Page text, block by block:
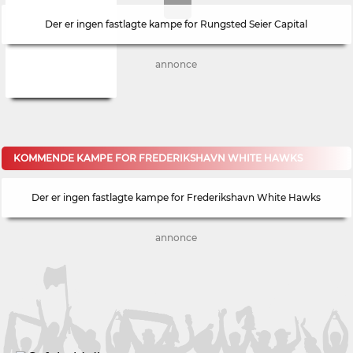
Der er ingen fastlagte kampe for Rungsted Seier Capital
annonce
KOMMENDE KAMPE FOR FREDERIKSHAVN WHITE HAWKS
Der er ingen fastlagte kampe for Frederikshavn White Hawks
annonce